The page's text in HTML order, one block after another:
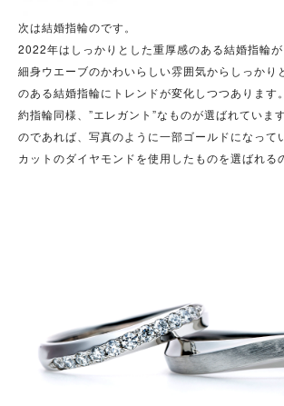
次は結婚指輪のです。
2022年はしっかりとした重厚感のある結婚指輪が
細身ウエーブのかわいらしい雰囲気からしっかり
のある結婚指輪にトレンドが変化しつつあります
約指輪同様、”エレガント”なものが選ばれていま
のであれば、写真のように一部ゴールドになって
カットのダイヤモンドを使用したものを選ばれる